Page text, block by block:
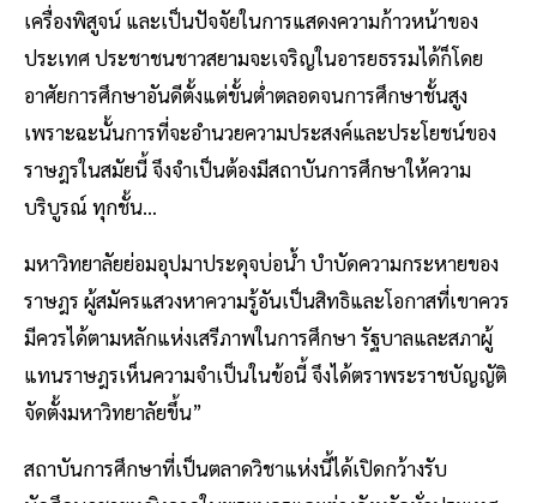
เครื่องพิสูจน์ และเป็นปัจจัยในการแสดงความก้าวหน้าของ
ประเทศ ประชาชนชาวสยามจะเจริญในอารยธรรมได้ก็โดย
อาศัยการศึกษาอันดีตั้งแต่ขั้นต่ำตลอดจนการศึกษาชั้นสูง
เพราะฉะนั้นการที่จะอำนวยความประสงค์และประโยชน์ของ
ราษฎรในสมัยนี้ จึงจำเป็นต้องมีสถาบันการศึกษาให้ความ
บริบูรณ์ ทุกชั้น…
มหาวิทยาลัยย่อมอุปมาประดุจบ่อน้ำ บำบัดความกระหายของ
ราษฎร ผู้สมัครแสวงหาความรู้อันเป็นสิทธิและโอกาสที่เขาควร
มีควรได้ตามหลักแห่งเสรีภาพในการศึกษา รัฐบาลและสภาผู้
แทนราษฎรเห็นความจำเป็นในข้อนี้ จึงได้ตราพระราชบัญญัติ
จัดตั้งมหาวิทยาลัยขึ้น”
สถาบันการศึกษาที่เป็นตลาดวิชาแห่งนี้ได้เปิดกว้างรับ